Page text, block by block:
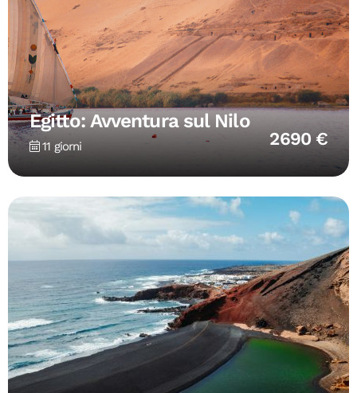
Egitto: Avventura sul Nilo
11 giorni 2690 €